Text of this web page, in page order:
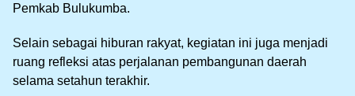
Pemkab Bulukumba.
Selain sebagai hiburan rakyat, kegiatan ini juga menjadi
ruang refleksi atas perjalanan pembangunan daerah
selama setahun terakhir.